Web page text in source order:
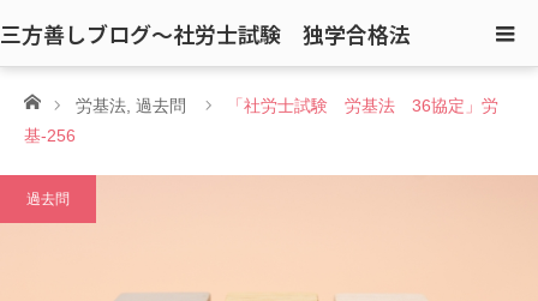
三方善しブログ〜社労士試験 独学合格法
ホーム労基法 過去問
「社労士試験 労基法 36協定」労
基-256
過去問